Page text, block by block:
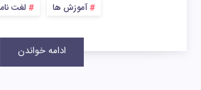
آموزش ها لغت
ادامه خواندن